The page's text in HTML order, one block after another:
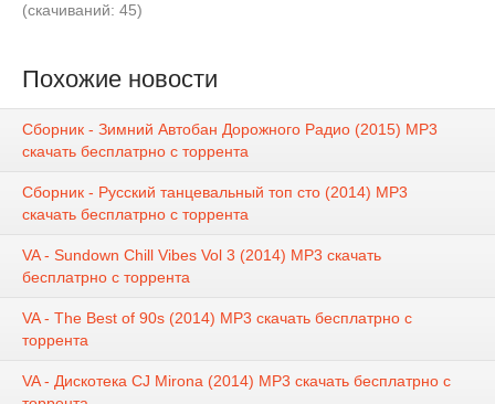
(cкачиваний: 45)
Похожие новости
Сборник - Зимний Автобан Дорожного Радио (2015) MP3
скачать бесплатрно с торрента
Сборник - Русский танцевальный топ сто (2014) МР3
скачать бесплатрно с торрента
VA - Sundown Chill Vibes Vol 3 (2014) MP3 скачать
бесплатрно с торрента
VA - The Best of 90s (2014) MP3 скачать бесплатрно с
торрента
VA - Дискотека CJ Mirona (2014) MP3 скачать бесплатрно с